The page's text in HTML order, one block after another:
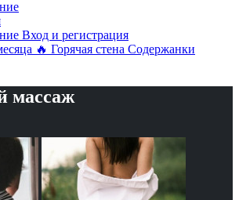
Вход и регистрация
🔥 Горячая стена Содержанки
массаж